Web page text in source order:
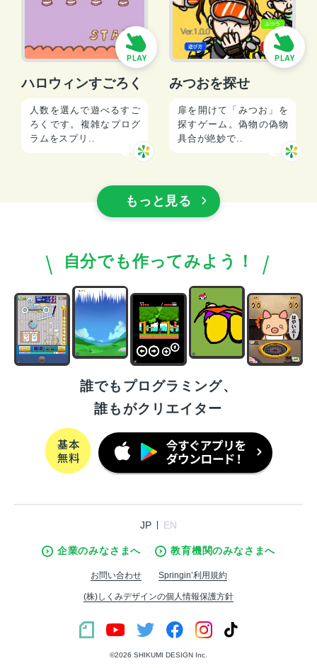
ハロウィンすごろく
人数を選んで遊べるすご
ろくです。複雑なプログ
ラムをスプリ..
みつおを探せ
扉を開けて「みつお」を
探すゲーム。偽物の偽物
具合が絶妙で..
もっと見る
自分でも作ってみよう！
誰でもプログラミング、
誰もがクリエイター
JP EN
企業のみなさまへ 教育機関のみなさまへ
お問い合わせ Springin’利用規約
(株)しくみデザインの個人情報保護方針
©︎2026 SHIKUMI DESIGN Inc.